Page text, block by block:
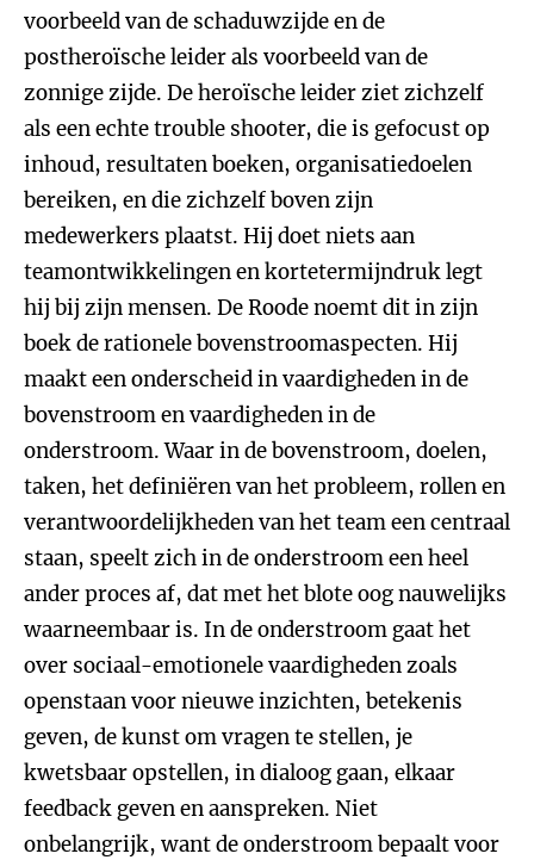
voorbeeld van de schaduwzijde en de
postheroïsche leider als voorbeeld van de
zonnige zijde. De heroïsche leider ziet zichzelf
als een echte trouble shooter, die is gefocust op
inhoud, resultaten boeken, organisatiedoelen
bereiken, en die zichzelf boven zijn
medewerkers plaatst. Hij doet niets aan
teamontwikkelingen en kortetermijndruk legt
hij bij zijn mensen. De Roode noemt dit in zijn
boek de rationele bovenstroomaspecten. Hij
maakt een onderscheid in vaardigheden in de
bovenstroom en vaardigheden in de
onderstroom. Waar in de bovenstroom, doelen,
taken, het definiëren van het probleem, rollen en
verantwoordelijkheden van het team een centraal
staan, speelt zich in de onderstroom een heel
ander proces af, dat met het blote oog nauwelijks
waarneembaar is. In de onderstroom gaat het
over sociaal-emotionele vaardigheden zoals
openstaan voor nieuwe inzichten, betekenis
geven, de kunst om vragen te stellen, je
kwetsbaar opstellen, in dialoog gaan, elkaar
feedback geven en aanspreken. Niet
onbelangrijk, want de onderstroom bepaalt voor